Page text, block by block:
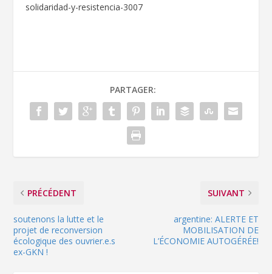
solidaridad-y-resistencia-3007
PARTAGER:
PRÉCÉDENT
soutenons la lutte et le
projet de reconversion
écologique des ouvrier.e.s
ex-GKN !
SUIVANT
argentine: ALERTE ET
MOBILISATION DE
L’ÉCONOMIE AUTOGÉRÉE!